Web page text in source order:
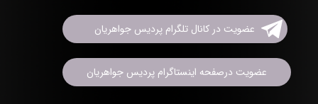
عضویت در کانال تلگرام پردیس جواهریان
عضویت درصفحه اینستاگرام پردیس جواهریان